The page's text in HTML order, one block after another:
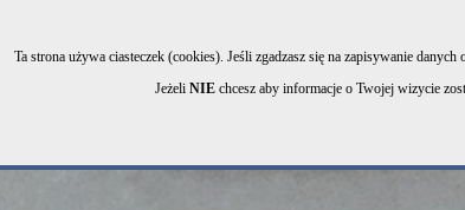
Strona główna | O firmie | Oferta
Ta strona używa ciasteczek (cookies). Jeśli zgadzasz się na zapisywanie
Jeżeli NIEchcesz aby informacje o Twojej wizycie